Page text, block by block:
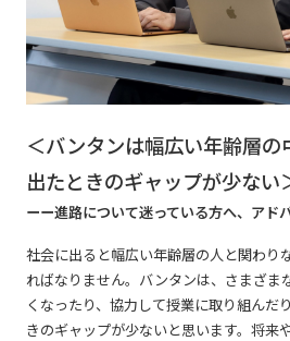
＜バンタンは幅広い年齢層の
出たときのギャップが少ない
ーー進路について迷っている方へ、アド
社会に出ると幅広い年齢層の人と関わり
ればなりません。バンタンは、さまざま
くなったり、協力して授業に取り組んだ
きのギャップが少ないと思います。将来